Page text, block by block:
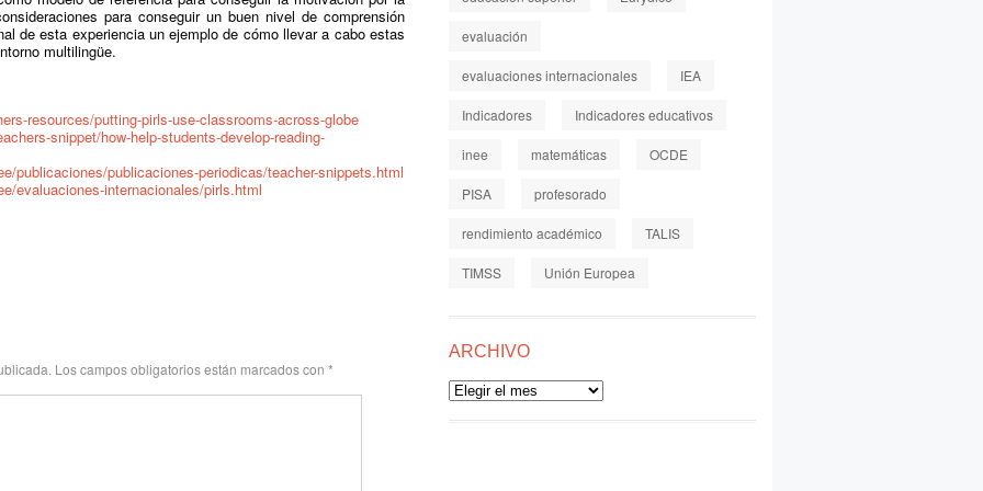
para conseguir un buen nivel de comprensión
de esta experiencia un ejemplo de cómo llevar a cabo estas
multilingüe.
resources/putting-pirls-use-classrooms-across-globe
snippet/how-help-students-develop-reading-
publicaciones/publicaciones-periodicas/teacher-snippets.html
evaluaciones-internacionales/pirls.html
Los campos obligatorios están marcados con *
evaluación
evaluaciones internacionales IEA
Indicadores Indicadores educativos
inee matemáticas OCDE
PISA profesorado
rendimiento académico TALIS
TIMSS Unión Europea
ARCHIVO
Archivo